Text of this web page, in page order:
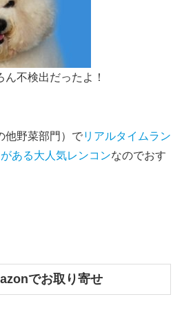
不検出だったよ！
他野菜部門）でリアルタイムラン
ある大人気レンコンなのでおす
でお取り寄せ